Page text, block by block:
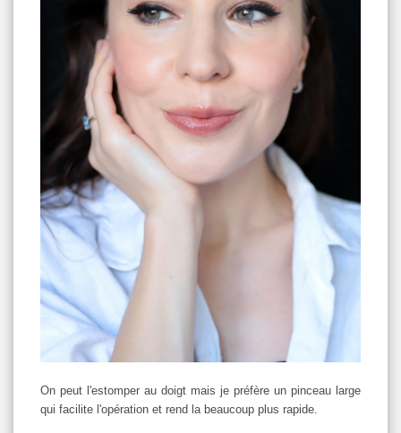
On peut l'estomper au doigt mais je préfère un pinceau large
qui facilite l'opération et rend la beaucoup plus rapide.